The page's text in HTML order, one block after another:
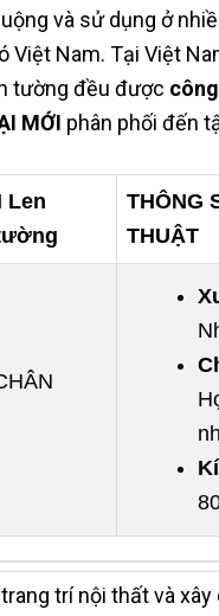
và sử dụng ở
Việt Nam. Tại Việt
tường đều được
MỚI phân phối đến
Len
THÔNG
THUẬT
trí nội thất và xây